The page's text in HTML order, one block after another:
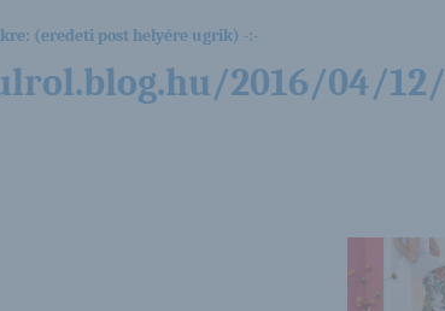
(eredeti post helyére ugrik) -:-
2016/04/